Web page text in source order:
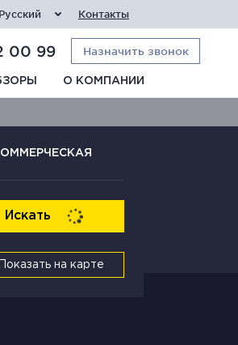
Русский Контакты
00 99 Назначить звонок
О КОМПАНИИ
Искать
Показать на карте